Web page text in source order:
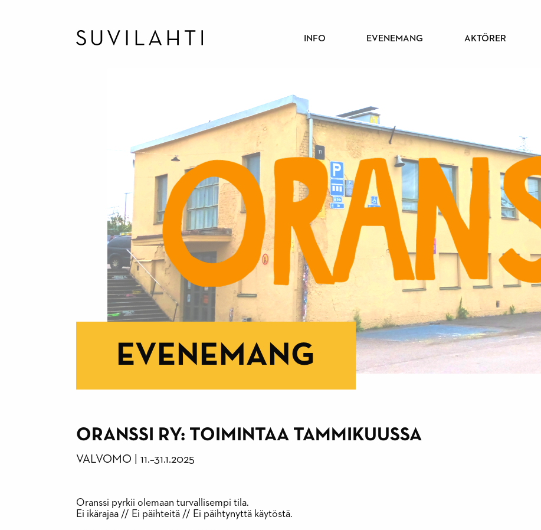
PÄÄVALIKKO
INFO EVENEMANG AKTÖRER
EVENEMANG
ORANSSI RY: TOIMINTAA TAMMIKUUSSA
VALVOMO 11.–31.1.2025
Oranssi pyrkii olemaan turvallisempi tila.
Ei ikärajaa // Ei päihteitä // Ei päihtynyttä käytöstä.